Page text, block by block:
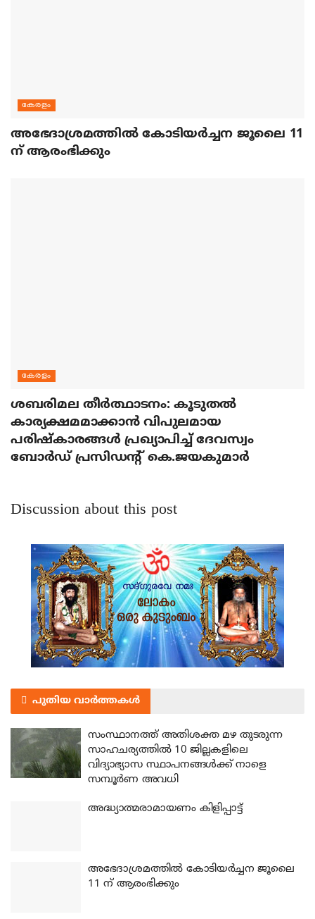
കേരളം
അഭേദാശ്രമത്തില്‍ കോടിയര്‍ച്ചന ജൂലൈ 11
ന് ആരംഭിക്കും
കേരളം
ശബരിമല തീര്‍ത്ഥാടനം: കൂടുതല്‍
കാര്യക്ഷമമാക്കാന്‍ വിപുലമായ
പരിഷ്‌കാരങ്ങള്‍ പ്രഖ്യാപിച്ച് ദേവസ്വം
ബോര്‍ഡ് പ്രസിഡന്റ് കെ.ജയകുമാര്‍
Discussion about this post
പുതിയ വാർത്തകൾ
സംസ്ഥാനത്ത് അതിശക്ത മഴ തുടരുന്ന
സാഹചര്യത്തിൽ 10 ജില്ലകളിലെ
വിദ്യാഭ്യാസ സ്ഥാപനങ്ങൾക്ക് നാളെ
സമ്പൂർണ അവധി
അദ്ധ്യാത്മരാമായണം കിളിപ്പാട്ട്
അഭേദാശ്രമത്തില്‍ കോടിയര്‍ച്ചന ജൂലൈ
11 ന് ആരംഭിക്കും